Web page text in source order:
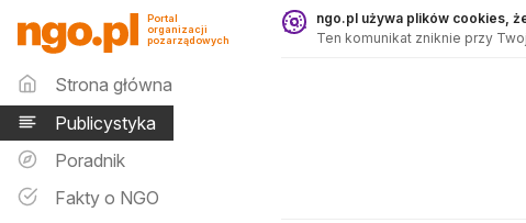
Publicystyka - ngo.pl
Portal
organizacji
pozarządowych
Menu główne
Strona główna
Publicystyka
Poradnik
Fakty o NGO
ngo.pl używa plików cookies,
Ten komunikat zniknie przy